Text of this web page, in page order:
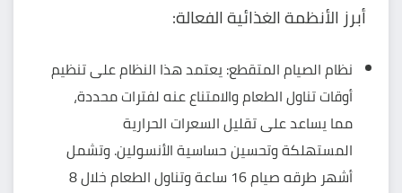
أبرز الأنظمة الغذائية الفعالة:
نظام الصيام المتقطع: يعتمد هذا النظام على تنظيم
أوقات تناول الطعام والامتناع عنه لفترات محددة،
مما يساعد على تقليل السعرات الحرارية
المستهلكة وتحسين حساسية الأنسولين. وتشمل
أشهر طرقه صيام 16 ساعة وتناول الطعام خلال 8